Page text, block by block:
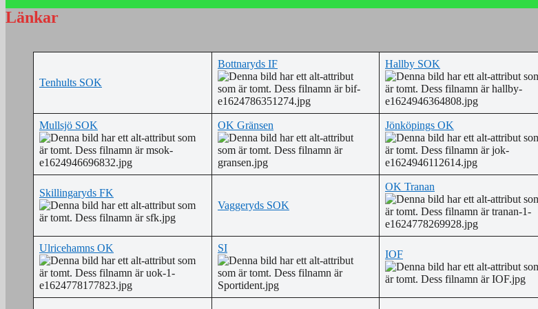
Länkar
Tenhults SOK
Bottnaryds IF Hallby SOK
Mullsjö SOK OK Gränsen Jönköpings OK
Skillingaryds FK
Vaggeryds SOK
OK Tranan
Ulricehamns OK SI
IOF